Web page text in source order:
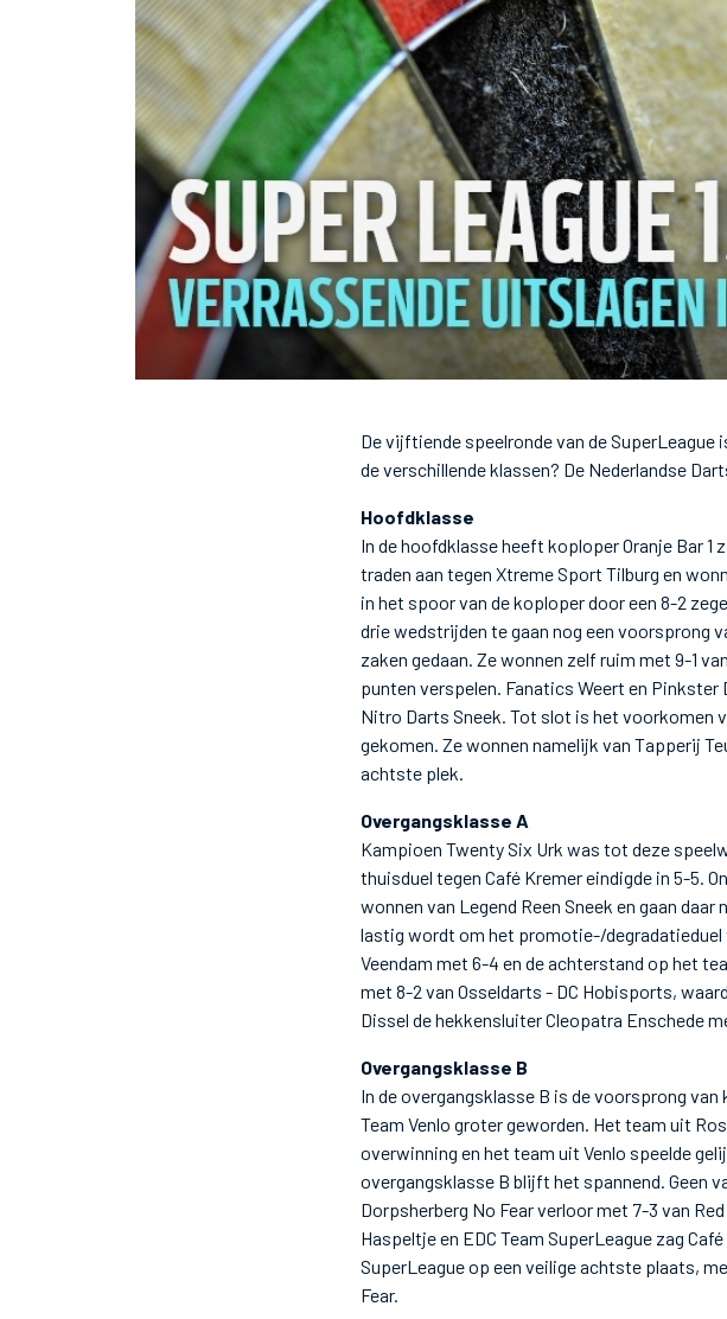
De vijftiende speelronde van de
de verschillende klassen? De Nederlandse
Hoofdklasse
In de hoofdklasse heeft koploper Oranje Bar 1
traden aan tegen Xtreme Sport Tilburg en
in het spoor van de koploper door een 8-2
drie wedstrijden te gaan nog een voorsprong
zaken gedaan. Ze wonnen zelf ruim met 9-1
punten verspelen. Fanatics Weert en Pinkster
Nitro Darts Sneek. Tot slot is het voorkomen
gekomen. Ze wonnen namelijk van Tapperij
achtste plek.
Overgangsklasse A
Kampioen Twenty Six Urk was tot deze
thuisduel tegen Café Kremer eindigde in 5-5.
wonnen van Legend Reen Sneek en gaan
lastig wordt om het promotie-/degradatieduel
Veendam met 6-4 en de achterstand op het
met 8-2 van Osseldarts - DC Hobisports,
Dissel de hekkensluiter Cleopatra Enschede
Overgangsklasse B
In de overgangsklasse B is de voorsprong
Team Venlo groter geworden. Het team uit
overwinning en het team uit Venlo speelde
overgangsklasse B blijft het spannend. Geen
Dorpsherberg No Fear verloor met 7-3 van
Haspeltje en EDC Team SuperLeague zag
SuperLeague op een veilige achtste plaats,
Fear.